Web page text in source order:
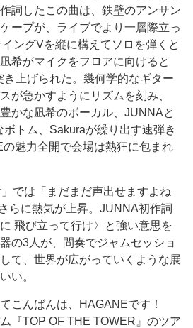
詞したこの曲は、鉄壁のアンサン
ープが、ライブでより一層際立っ
ングVを縦に構えてソロを弾くと
希がマイクをフロアに向けると
き上げられた。幾何学的なギター
が急かすようにリズムを刻み、
かな凪希のボーカル、JUNNAと
トム、Sakuraが繰り出す速弾き
魅力全開で会場は熱狂に包まれ
では「まだまだ声出せますよね
らに熱気が上昇。JUNNA初作詞
飛び立って行け〉と強い意思を
の3人が、間奏でジャムセッショ
て、世界が広がっていくような展
い。
てこんばんは、HAGANEです！
『TOP OF THE TOWER』のツア